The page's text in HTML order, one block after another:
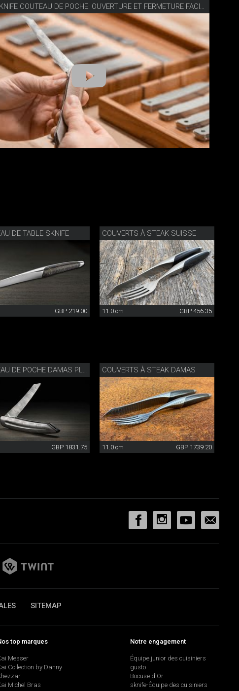
VIDÉO SKNIFE COUTEAU DE POCHE: OUVERTURE ET FERMETURE FACILES
DE TABLE SKNIFE
GBP 219.00
COUVERTS À STEAK SUISSE
11.0 cm GBP 456.35
GBP 1831.75
COUVERTS À STEAK DAMAS
11.0 cm GBP 1739.20
SITEMAP
top marques
Messer
Collection by Danny
Michel Bras
Notre engagement
Équipe junior des cuisiniers
gusto
Bocuse d'Or
sknife-Équipe des cuisiniers